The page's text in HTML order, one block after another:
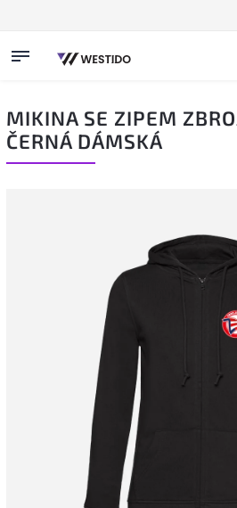
MIKINA SE ZIPEM
ČERNÁ DÁMSKÁ